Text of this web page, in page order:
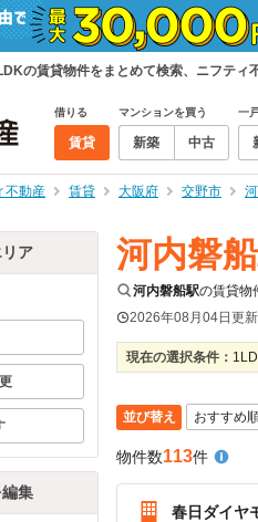
の賃貸物件をまとめて検索、ニフティ
借りる
賃貸
マンションを買う
新築 中古
一
不動産 賃貸 大阪府 交野市
ア
集
河内磐
河内磐船駅の賃貸物
2026年08月04日更新
現在の選択条件：
並び替え
物件数113件
春日ダイヤ